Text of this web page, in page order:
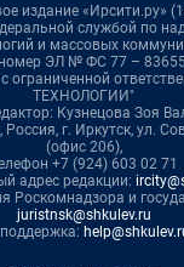
издание «Ирсити.ру»
службой по
и массовых
ЭЛ № ФС 77 – 83655
ограниченной
ТЕХНОЛОГИИ"
Кузнецова Зоя
г. Иркутск, ул.
(офис 206),
+7 (924) 603 02 71
адрес редакции:
Роскомнадзора и
juristnsk@shkulev.ru